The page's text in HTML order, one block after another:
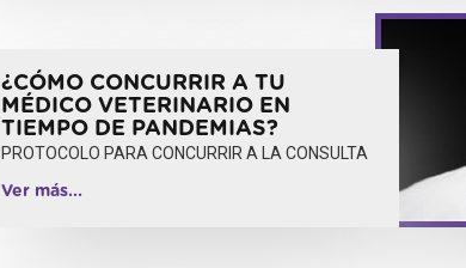
¿CÓMO CONCURRIR A TU
MÉDICO VETERINARIO EN
TIEMPO DE PANDEMIAS?
PROTOCOLO PARA CONCURRIR A LA CONSULTA
Ver más...